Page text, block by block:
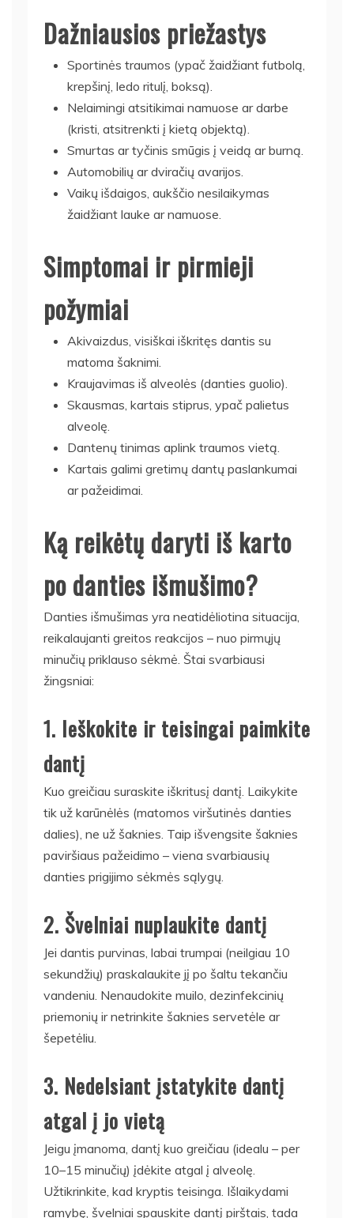
Dažniausios priežastys
Sportinės traumos (ypač žaidžiant futbolą,
krepšinį, ledo ritulį, boksą).
Nelaimingi atsitikimai namuose ar darbe
(kristi, atsitrenkti į kietą objektą).
Smurtas ar tyčinis smūgis į veidą ar burną.
Automobilių ar dviračių avarijos.
Vaikų išdaigos, aukščio nesilaikymas
žaidžiant lauke ar namuose.
Simptomai ir pirmieji
požymiai
Akivaizdus, visiškai iškritęs dantis su
matoma šaknimi.
Kraujavimas iš alveolės (danties guolio).
Skausmas, kartais stiprus, ypač palietus
alveolę.
Dantenų tinimas aplink traumos vietą.
Kartais galimi gretimų dantų paslankumai
ar pažeidimai.
Ką reikėtų daryti iš karto
po danties išmušimo?
Danties išmušimas yra neatidėliotina situacija,
reikalaujanti greitos reakcijos – nuo pirmųjų
minučių priklauso sėkmė. Štai svarbiausi
žingsniai:
1. Ieškokite ir teisingai paimkite
dantį
Kuo greičiau suraskite iškritusį dantį. Laikykite
tik už karūnėlės (matomos viršutinės danties
dalies), ne už šaknies. Taip išvengsite šaknies
paviršiaus pažeidimo – viena svarbiausių
danties prigijimo sėkmės sąlygų.
2. Švelniai nuplaukite dantį
Jei dantis purvinas, labai trumpai (neilgiau 10
sekundžių) praskalaukite jį po šaltu tekančiu
vandeniu. Nenaudokite muilo, dezinfekcinių
priemonių ir netrinkite šaknies servetėle ar
šepetėliu.
3. Nedelsiant įstatykite dantį
atgal į jo vietą
Jeigu įmanoma, dantį kuo greičiau (idealu – per
10–15 minučių) įdėkite atgal į alveolę.
Užtikrinkite, kad kryptis teisinga. Išlaikydami
ramybę, švelniai spauskite dantį pirštais, tada